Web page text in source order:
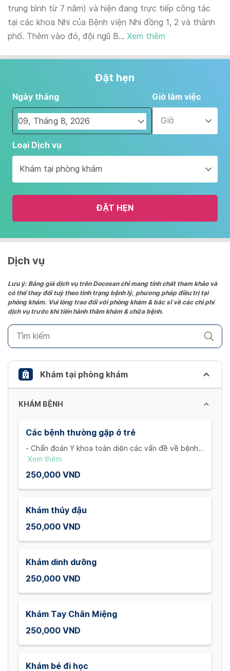
trung bình từ 7 năm) và hiện đang trực tiếp công tác
tại các khoa Nhi của Bệnh viện Nhi đồng 1, 2 và thành
phố. Thêm vào đó, đội ngũ B... Xem thêm
Đặt hẹn
Ngày tháng
Navigate
forward
interact
with
the
and
date.
the
question
mark
to
keyboard
shortcuts
changing
Giờ làm việc
Giờ
Loại Dịch vụ
Khám tại phòng khám
ĐẶT HẸN
Dịch vụ
Lưu ý: Bảng giá dịch vụ trên Docosan chỉ mang tính chất tham khảo và
có thể thay đổi tuỳ theo tình trạng bệnh lý, phương pháp điều trị tại
phòng khám. Vui lòng trao đổi với phòng khám & bác sĩ về các chi phí
dịch vụ trước khi tiến hành thăm khám & chữa bệnh.
Khám tại phòng khám
KHÁM BỆNH
Các bệnh thường gặp ở trẻ
- Chẩn đoán Y khoa toàn diện các vấn đề về bệnh lí
của trẻ
- Đánh giá các triệu chứng ho, sốt, phát ban, viêm
nhiễm đường ruột và những chuyên khoa khác
Xem thêm
250,000 VND
Khám thủy đậu
250,000 VND
Khám dinh dưỡng
250,000 VND
Khám Tay Chân Miệng
250,000 VND
Khám bé đi học